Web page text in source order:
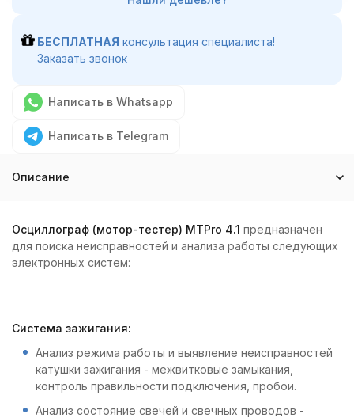
БЕСПЛАТНАЯ консультация специалиста!
Заказать звонок
Написать в Whatsapp
Написать в Telegram
Описание
Осциллограф (мотор-тестер) MTPro 4.1 предназначен
для поиска неисправностей и анализа работы следующих
электронных систем:
Система зажигания:
Анализ режима работы и выявление неисправностей
катушки зажигания - межвитковые замыкания,
контроль правильности подключения, пробои.
Анализ состояние свечей и свечных проводов -